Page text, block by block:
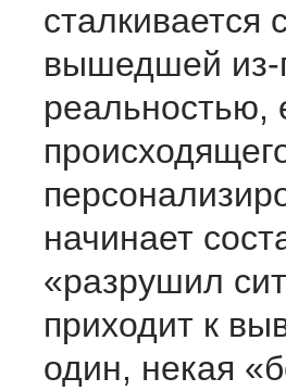
сталкивается
вышедшей из-
реальностью,
начинает
«разрушил
приходит к
один, некая